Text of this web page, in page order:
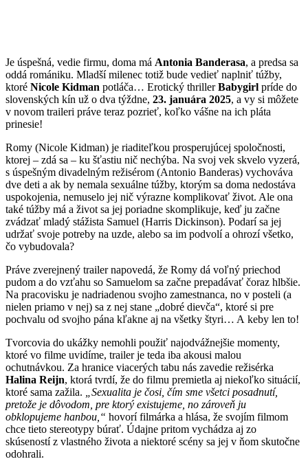
Je úspešná, vedie firmu, doma má Antonia Banderasa, a predsa sa
oddá romániku. Mladší milenec totiž bude vedieť naplniť túžby,
ktoré Nicole Kidman potláča… Erotický thrillerBabygirl príde do
slovenských kín už o dva týždne, 23. januára 2025, a vy si môžete
v novom traileri práve teraz pozrieť, koľko vášne na ich pláta
prinesie!
Romy (Nicole Kidman) je riaditeľkou prosperujúcej spoločnosti,
ktorej – zdá sa – ku šťastiu nič nechýba. Na svoj vek skvelo vyzerá,
s úspešným divadelným režisérom (Antonio Banderas) vychováva
dve deti a ak by nemala sexuálne túžby, ktorým sa doma nedostáva
uspokojenia, nemuselo jej nič výrazne komplikovať život. Ale ona
také túžby má a život sa jej poriadne skomplikuje, keď ju začne
zvádzať mladý stážista Samuel (Harris Dickinson). Podarí sa jej
udržať svoje potreby na uzde, alebo sa im podvolí a ohrozí všetko,
čo vybudovala?
Práve zverejnený trailer napovedá, že Romy dá voľný priechod
pudom a do vzťahu so Samuelom sa začne prepadávať čoraz hlbšie.
Na pracovisku je nadriadenou svojho zamestnanca, no v posteli (a
nielen priamo v nej) sa z nej stane „dobré dievča“, ktoré si pre
pochvalu od svojho pána kľakne aj na všetky štyri… A keby len to!
Tvorcovia do ukážky nemohli použiť najodvážnejšie momenty,
ktoré vo filme uvidíme, trailer je teda iba akousi malou
ochutnávkou. Za hranice viacerých tabu nás zavedie režisérka
Halina Reijn, ktorá tvrdí, že do filmu premietla aj niekoľko situácií,
ktoré sama zažila.
„Sexualita je čosi, čím sme všetci posadnutí,
pretože je dôvodom, pre ktorý existujeme, no zároveň ju
obklopujeme hanbou,“ hovorí filmárka a hlása, že svojím filmom
chce tieto stereotypy búrať. Údajne pritom vychádza aj zo
skúseností z vlastného života a niektoré scény sa jej v ňom skutočne
odohrali.